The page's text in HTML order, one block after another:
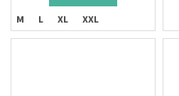
M L XL XXL